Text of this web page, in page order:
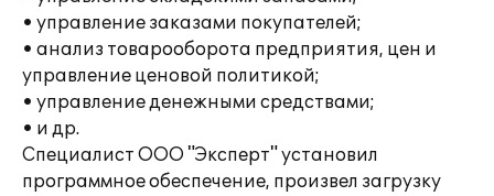
• управление заказами покупателей;
• анализ товарооборота предприятия, цен и
управление ценовой политикой;
• управление денежными средствами;
• и др.
Специалист ООО "Эксперт" установил
программное обеспечение, произвел загрузку